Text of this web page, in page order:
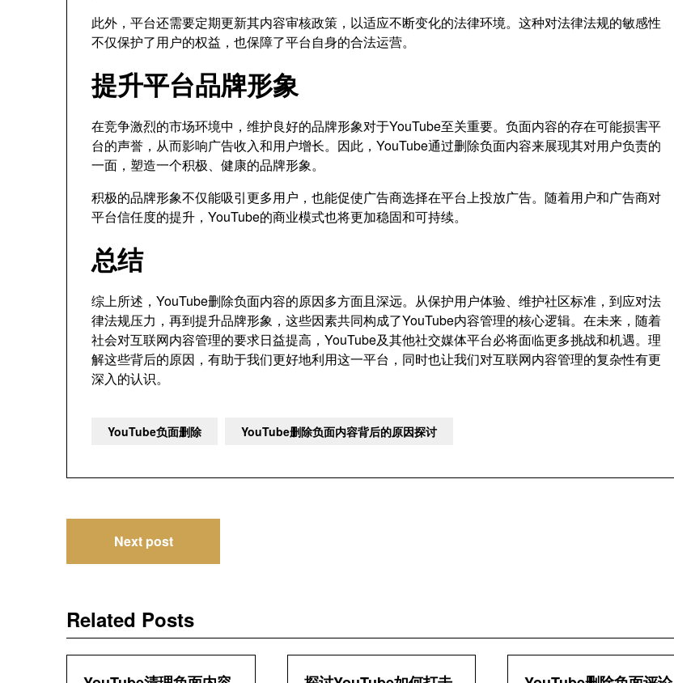
此外，平台还需要定期更新其内容审核政策，以适应不断变化的法律环境。这种对法律法规的敏感性
不仅保护了用户的权益，也保障了平台自身的合法运营。
提升平台品牌形象
在竞争激烈的市场环境中，维护良好的品牌形象对于YouTube至关重要。负面内容的存在可能损害平
台的声誉，从而影响广告收入和用户增长。因此，YouTube通过删除负面内容来展现其对用户负责的
一面，塑造一个积极、健康的品牌形象。
积极的品牌形象不仅能吸引更多用户，也能促使广告商选择在平台上投放广告。随着用户和广告商对
平台信任度的提升，YouTube的商业模式也将更加稳固和可持续。
总结
综上所述，YouTube删除负面内容的原因多方面且深远。从保护用户体验、维护社区标准，到应对法
律法规压力，再到提升品牌形象，这些因素共同构成了YouTube内容管理的核心逻辑。在未来，随着
社会对互联网内容管理的要求日益提高，YouTube及其他社交媒体平台必将面临更多挑战和机遇。理
解这些背后的原因，有助于我们更好地利用这一平台，同时也让我们对互联网内容管理的复杂性有更
深入的认识。
YouTube负面删除 YouTube删除负面内容背后的原因探讨
章
导
航
Next post
Related Posts